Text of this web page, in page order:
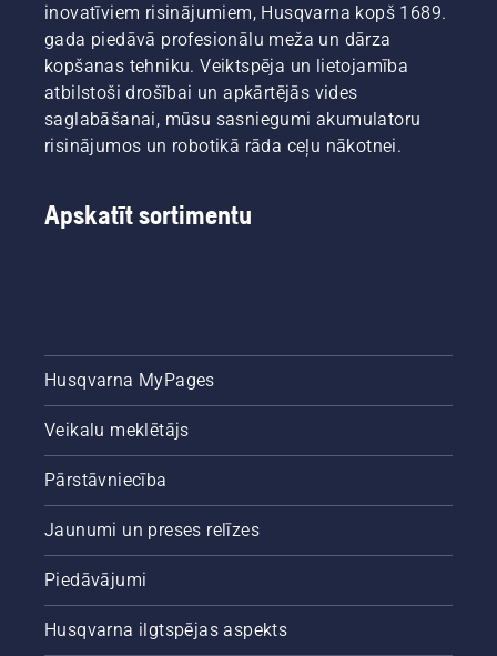
inovatīviem risinājumiem, Husqvarna kopš 1689.
gada piedāvā profesionālu meža un dārza
kopšanas tehniku. Veiktspēja un lietojamība
atbilstoši drošībai un apkārtējās vides
saglabāšanai, mūsu sasniegumi akumulatoru
risinājumos un robotikā rāda ceļu nākotnei.
Apskatīt sortimentu
Husqvarna MyPages
Veikalu meklētājs
Pārstāvniecība
Jaunumi un preses relīzes
Piedāvājumi
Husqvarna ilgtspējas aspekts